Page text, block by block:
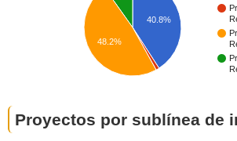
40.8%
48.2%
Proyectos por sublínea de